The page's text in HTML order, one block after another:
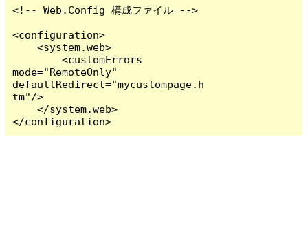
<!-- Web.Config 構成ファイル -->
<configuration>
    <system.web>
        <customErrors
mode="RemoteOnly"
defaultRedirect="mycustompage.h
tm"/>
    </system.web>
</configuration>